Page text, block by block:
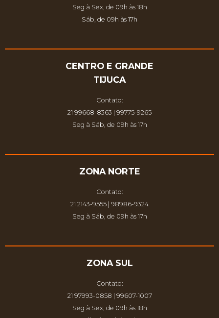
Seg à Sex, de 09h às 18h
Sáb, de 09h às 17h
CENTRO E GRANDE
TIJUCA
Contato:
21 99668-8363 | 99775-9265
Seg à Sáb, de 09h às 17h
ZONA NORTE
Contato:
21 2143-9555 | 98986-9324
Seg à Sáb, de 09h às 17h
ZONA SUL
Contato:
21 97993-0858 | 99607-1007
Seg à Sex, de 09h às 18h